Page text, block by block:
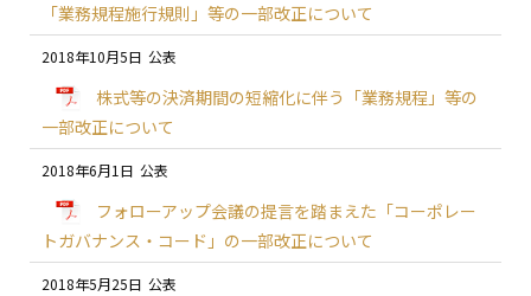
「業務規程施行規則」等の一部改正について
2018年10月5日
株式等の決済期間の短縮化に伴う「業務規程」等の
一部改正について
2018年6月1日
フォローアップ会議の提言を踏まえた「コーポレー
トガバナンス・コード」の一部改正について
2018年5月25日